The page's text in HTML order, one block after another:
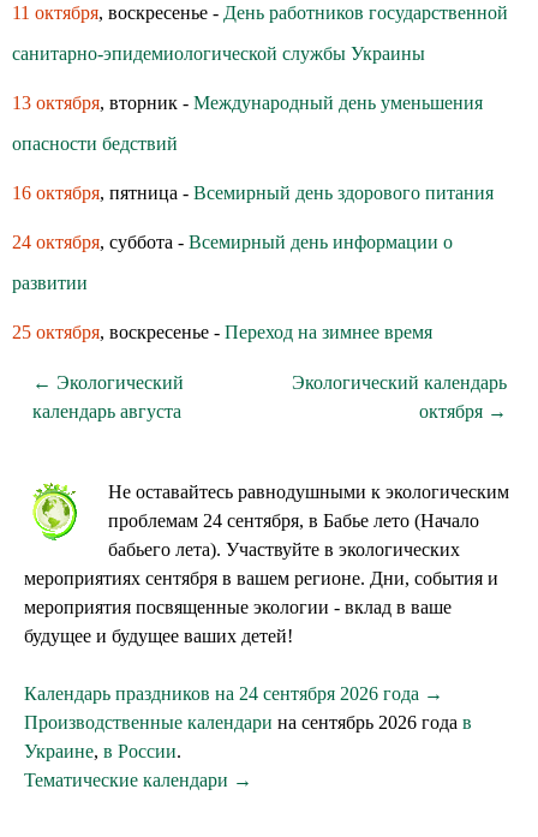
11 октября, воскресенье - День работников государственной
санитарно-эпидемиологической службы Украины
13 октября, вторник - Международный день уменьшения
опасности бедствий
16 октября, пятница - Всемирный день здoрoвoгo питания
24 октября, суббота - Всемирный день информации о
развитии
25 октября, воскресенье - Переход на зимнее время
← Экологический
календарь августа
Экологический календарь
октября →
Не оставайтесь равнодушными к экологическим
проблемам 24 сентября, в Бабье лето (Начало
бабьего лета). Участвуйте в экологических
мероприятиях сентября в вашем регионе. Дни, события и
мероприятия посвященные экологии - вклад в ваше
будущее и будущее ваших детей!
Календарь праздников на 24 сентября 2026 года →
Производственные календари на сентябрь 2026 года в
Украине, в России.
Тематические календари →